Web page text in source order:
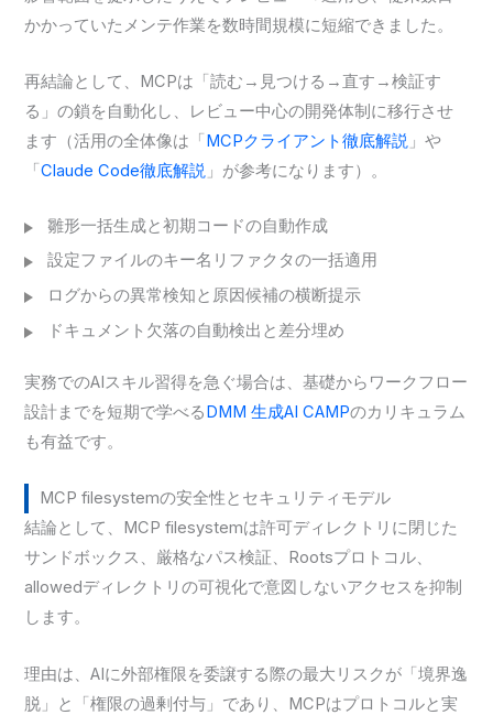
かかっていたメンテ作業を数時間規模に短縮できました。
再結論として、MCPは「読む→見つける→直す→検証す
る」の鎖を自動化し、レビュー中心の開発体制に移行させ
ます（活用の全体像は「 MCPクライアント徹底解説 」や
「Claude Code徹底解説 」が参考になります）。
雛形一括生成と初期コードの自動作成
設定ファイルのキー名リファクタの一括適用
ログからの異常検知と原因候補の横断提示
ドキュメント欠落の自動検出と差分埋め
実務でのAIスキル習得を急ぐ場合は、基礎からワークフロー
設計までを短期で学べるDMM 生成AI CAMPのカリキュラム
も有益です。
MCP filesystemの安全性とセキュリティモデル
結論として、MCP filesystemは許可ディレクトリに閉じた
サンドボックス、厳格なパス検証、Rootsプロトコル、
allowedディレクトリの可視化で意図しないアクセスを抑制
します。
理由は、AIに外部権限を委譲する際の最大リスクが「境界逸
脱」と「権限の過剰付与」であり、MCPはプロトコルと実